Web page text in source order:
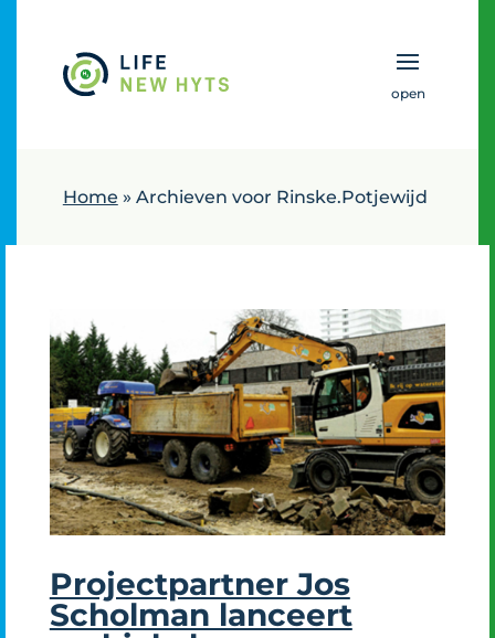
Home » Archieven voor Rinske.Potjewijd
Projectpartner Jos
Scholman lanceert